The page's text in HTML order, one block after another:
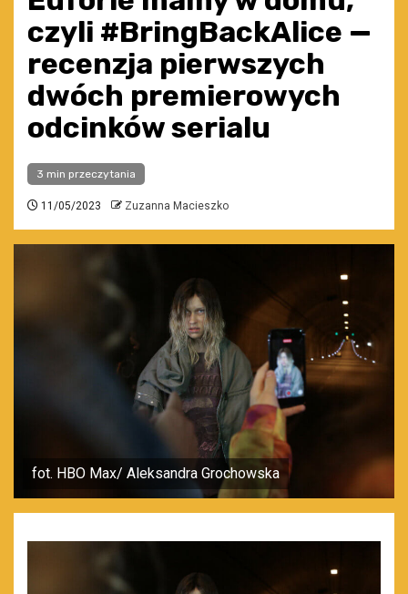
czyli #BringBackAlice —
recenzja pierwszych
dwóch premierowych
odcinków serialu
3 min przeczytania
11/05/2023 Zuzanna Macieszko
fot. HBO Max/ Aleksandra Grochowska